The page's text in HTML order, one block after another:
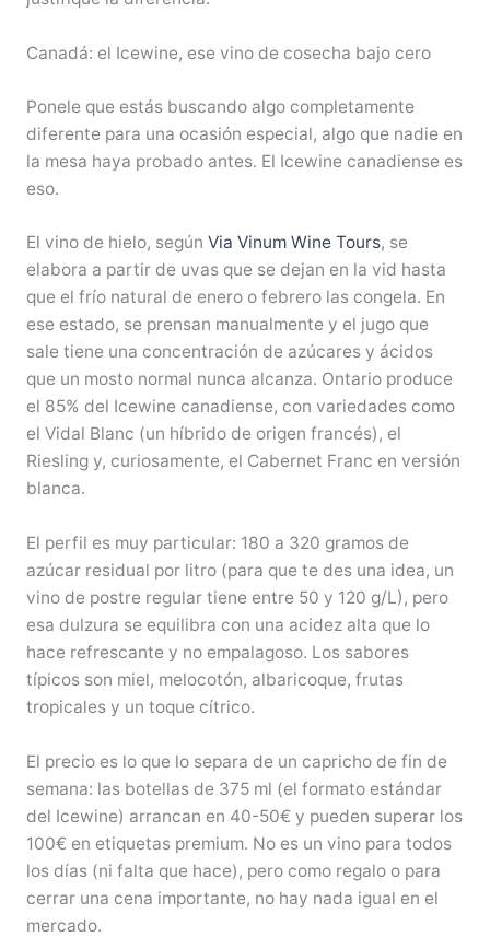
Canadá: el Icewine, ese vino de cosecha bajo cero
Ponele que estás buscando algo completamente
diferente para una ocasión especial, algo que nadie en
la mesa haya probado antes. El Icewine canadiense es
eso.
El vino de hielo, según Via Vinum Wine Tours, se
elabora a partir de uvas que se dejan en la vid hasta
que el frío natural de enero o febrero las congela. En
ese estado, se prensan manualmente y el jugo que
sale tiene una concentración de azúcares y ácidos
que un mosto normal nunca alcanza. Ontario produce
el 85% del Icewine canadiense, con variedades como
el Vidal Blanc (un híbrido de origen francés), el
Riesling y, curiosamente, el Cabernet Franc en versión
blanca.
El perfil es muy particular: 180 a 320 gramos de
azúcar residual por litro (para que te des una idea, un
vino de postre regular tiene entre 50 y 120 g/L), pero
esa dulzura se equilibra con una acidez alta que lo
hace refrescante y no empalagoso. Los sabores
típicos son miel, melocotón, albaricoque, frutas
tropicales y un toque cítrico.
El precio es lo que lo separa de un capricho de fin de
semana: las botellas de 375 ml (el formato estándar
del Icewine) arrancan en 40-50€ y pueden superar los
100€ en etiquetas premium. No es un vino para todos
los días (ni falta que hace), pero como regalo o para
cerrar una cena importante, no hay nada igual en el
mercado.